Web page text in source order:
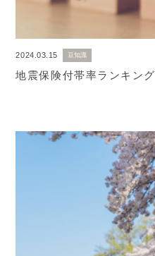
2024.03.15 豆知識
地震保険付帯率ランキング